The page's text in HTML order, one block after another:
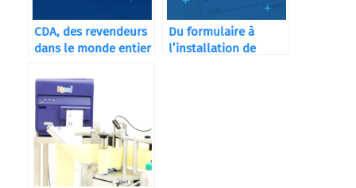
CDA, des revendeurs
dans le monde entier
Du formulaire à
l’installation de